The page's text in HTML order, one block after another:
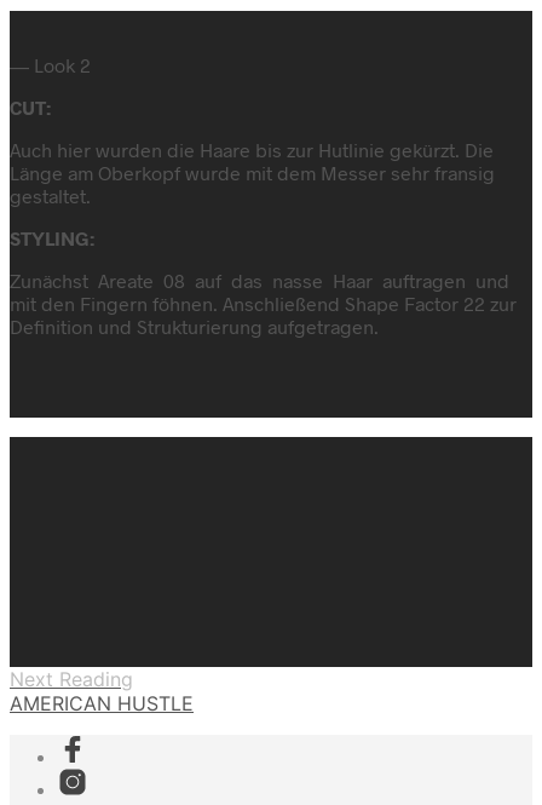
— Look 2
CUT:
Auch hier wurden die Haare bis zur Hutlinie gekürzt. Die
Länge am Oberkopf wurde mit dem Messer sehr fransig
gestaltet.
STYLING:
Zunächst Areate 08 auf das nasse Haar auftragen und
mit den Fingern föhnen. Anschließend Shape Factor 22 zur
Definition und Strukturierung aufgetragen.
Next Reading
AMERICAN HUSTLE